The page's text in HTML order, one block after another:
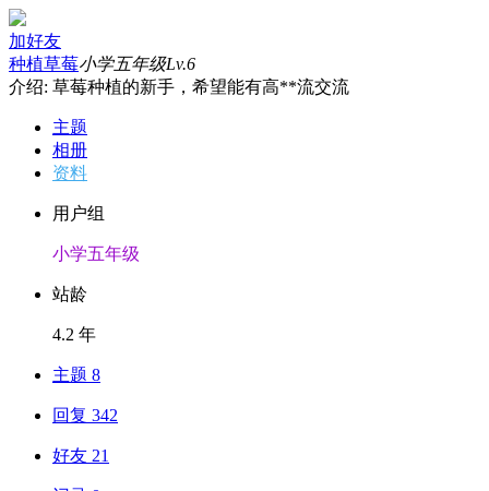
加好友
种植草莓小学五年级Lv.6
介绍: 草莓种植的新手，希望能有高**流交流
主题
相册
资料
用户组
小学五年级
站龄
4.2 年
主题 8
回复 342
好友 21